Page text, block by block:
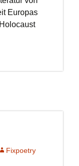
Europas
Fixpoetry